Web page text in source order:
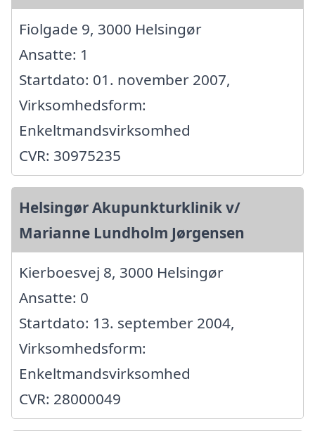
Fiolgade 9, 3000 Helsingør
Ansatte: 1
Startdato: 01. november 2007,
Virksomhedsform:
Enkeltmandsvirksomhed
CVR: 30975235
Helsingør Akupunkturklinik v/
Marianne Lundholm Jørgensen
Kierboesvej 8, 3000 Helsingør
Ansatte: 0
Startdato: 13. september 2004,
Virksomhedsform:
Enkeltmandsvirksomhed
CVR: 28000049